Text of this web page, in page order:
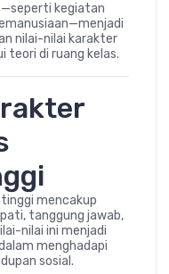
kegiatan
nilai-nilai karakter
teori di ruang kelas.
mencakup
tanggung jawab,
nilai ini menjadi
menghadapi
sosial.